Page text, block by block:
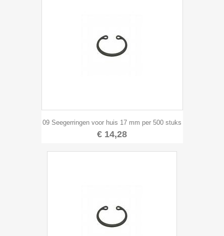
09 Seegerringen voor huis 17 mm per 500 stuks
€ 14,28